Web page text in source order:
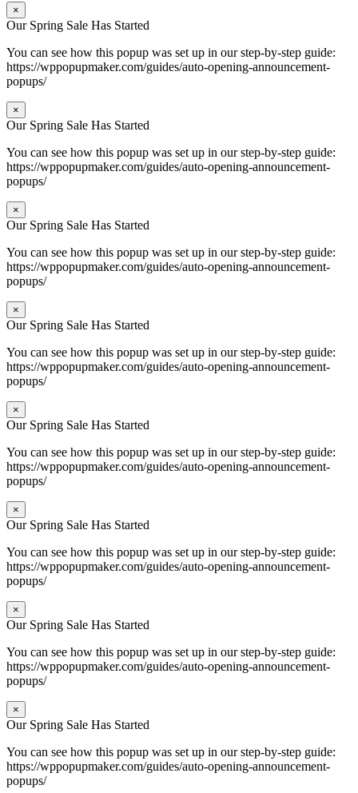
×
Our Spring Sale Has Started
You can see how this popup was set up in our step-by-step guide:
https://wppopupmaker.com/guides/auto-opening-announcement-
popups/
×
Our Spring Sale Has Started
You can see how this popup was set up in our step-by-step guide:
https://wppopupmaker.com/guides/auto-opening-announcement-
popups/
×
Our Spring Sale Has Started
You can see how this popup was set up in our step-by-step guide:
https://wppopupmaker.com/guides/auto-opening-announcement-
popups/
×
Our Spring Sale Has Started
You can see how this popup was set up in our step-by-step guide:
https://wppopupmaker.com/guides/auto-opening-announcement-
popups/
×
Our Spring Sale Has Started
You can see how this popup was set up in our step-by-step guide:
https://wppopupmaker.com/guides/auto-opening-announcement-
popups/
×
Our Spring Sale Has Started
You can see how this popup was set up in our step-by-step guide:
https://wppopupmaker.com/guides/auto-opening-announcement-
popups/
×
Our Spring Sale Has Started
You can see how this popup was set up in our step-by-step guide:
https://wppopupmaker.com/guides/auto-opening-announcement-
popups/
×
Our Spring Sale Has Started
You can see how this popup was set up in our step-by-step guide:
https://wppopupmaker.com/guides/auto-opening-announcement-
popups/